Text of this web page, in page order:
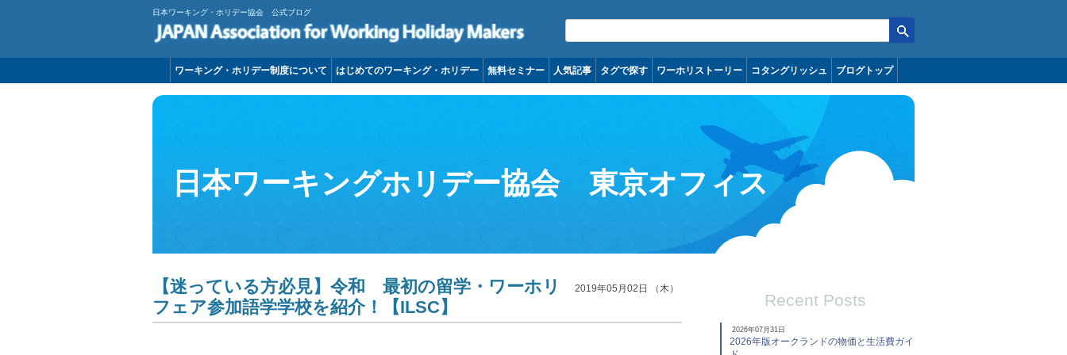
日本ワーキング・ホリデー協会 公式ブログ
コンテンツへ移動
ワーキング・ホリデー制度について はじめてのワーキング・ホリデー 無料セミナー 人気記事 タグで探す ワーホリストーリー コタングリッシュ ブログトップ
日本ワーキングホリデー協会 東京オフィス
【迷っている方必見】令和 最初の留学・ワーホリ
フェア参加語学学校を紹介！【ILSC】
2019年05月02日 （木）
Recent Posts
2026年07月31日
2026年版オークランドの物価と生活費ガイ